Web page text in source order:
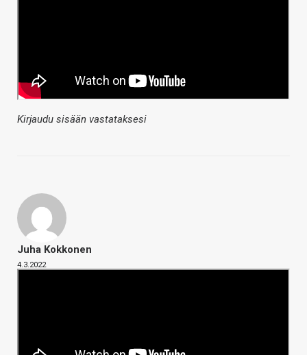
Kirjaudu sisään vastataksesi
Juha Kokkonen
4.3.2022